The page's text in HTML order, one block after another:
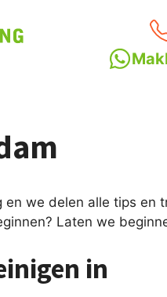
en we delen alle tips en
Laten we
in